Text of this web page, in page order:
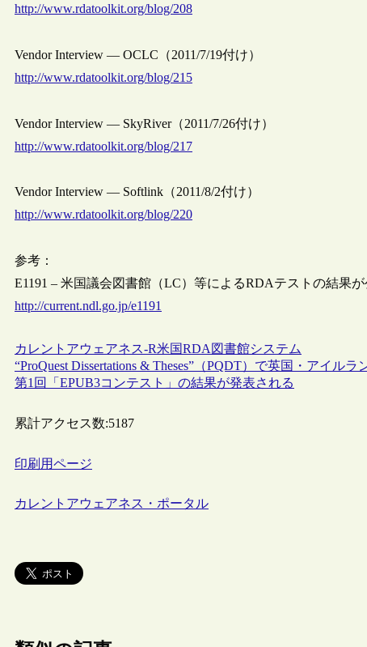
http://www.rdatoolkit.org/blog/208
Vendor Interview — OCLC（2011/7/19付け）
http://www.rdatoolkit.org/blog/215
Vendor Interview — SkyRiver（2011/7/26付け）
http://www.rdatoolkit.org/blog/217
Vendor Interview — Softlink（2011/8/2付け）
http://www.rdatoolkit.org/blog/220
参考：
E1191 – 米国議会図書館（LC）等によるRDAテストの結果
http://current.ndl.go.jp/e1191
カレントアウェアネス-R米国RDA 図書館システム
“ProQuest Dissertations & Theses”（PQDT）で英国・アイル
第1回「EPUB3コンテスト」の結果が発表される
累計アクセス数:5187
印刷用ページ
カレントアウェアネス・ポータル